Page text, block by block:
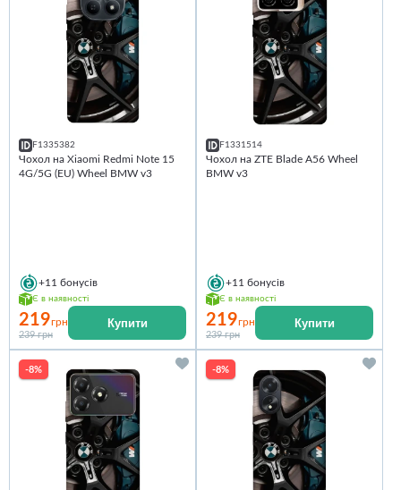
F1335382
Чохол на Xiaomi Redmi Note 15
4G/5G (EU) Wheel BMW v3
+11 бонусів
Є в наявності
219грн
239 грн
Купити
F1331514
Чохол на ZTE Blade A56 Wheel
BMW v3
+11 бонусів
Є в наявності
219грн
239 грн
Купити
-8% -8%